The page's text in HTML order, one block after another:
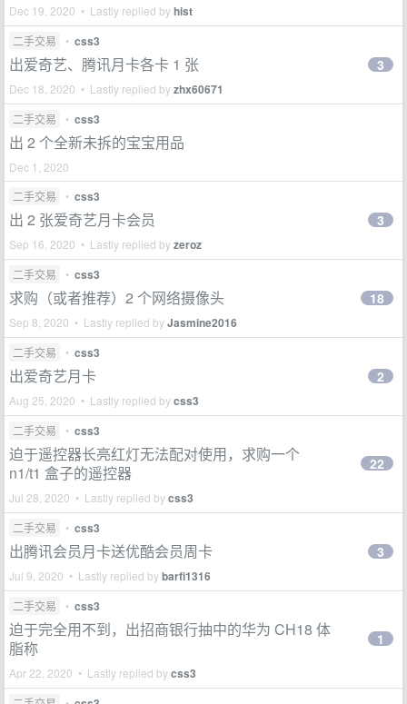
Dec 19, 2020 • Lastly replied byhist
二手交易 • css3
出爱奇艺、腾讯月卡各卡 1 张
Dec 18, 2020 • Lastly replied byzhx60671
3
二手交易 • css3
出 2 个全新未拆的宝宝用品
Dec 1, 2020
二手交易
• css3
出 2 张爱奇艺月卡会员
Sep 16, 2020 • Lastly replied byzeroz
3
二手交易 • css3
求购（或者推荐）2 个网络摄像头
Sep 8, 2020 • Lastly replied byJasmine2016
18
二手交易 • css3
出爱奇艺月卡
Aug 25, 2020 • Lastly replied bycss3
2
二手交易 • css3
迫于遥控器长亮红灯无法配对使用，求购一个
n1/t1 盒子的遥控器
Jul 28, 2020 • Lastly replied bycss3
22
二手交易 • css3
出腾讯会员月卡送优酷会员周卡
Jul 9, 2020 • Lastly replied bybarfi1316
3
二手交易 • css3
迫于完全用不到，出招商银行抽中的华为 CH18 体
脂称
Apr 22, 2020 • Lastly replied bycss3
1